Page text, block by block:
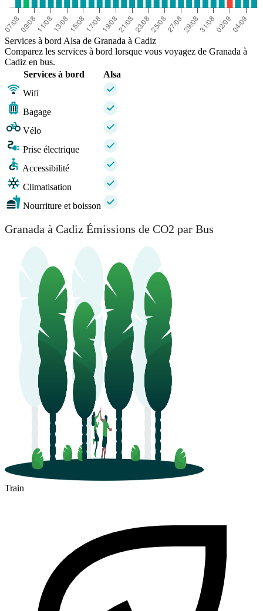
Services à bord Alsa de Granada à Cadiz
Comparez les services à bord lorsque vous voyagez de Granada à
Cadiz en bus.
Services à bord
Alsa
Wifi
Bagage
Vélo
Prise électrique
Accessibilité
Climatisation
Nourriture et boisson
Granada à Cadiz Émissions de CO2 par Bus
Train